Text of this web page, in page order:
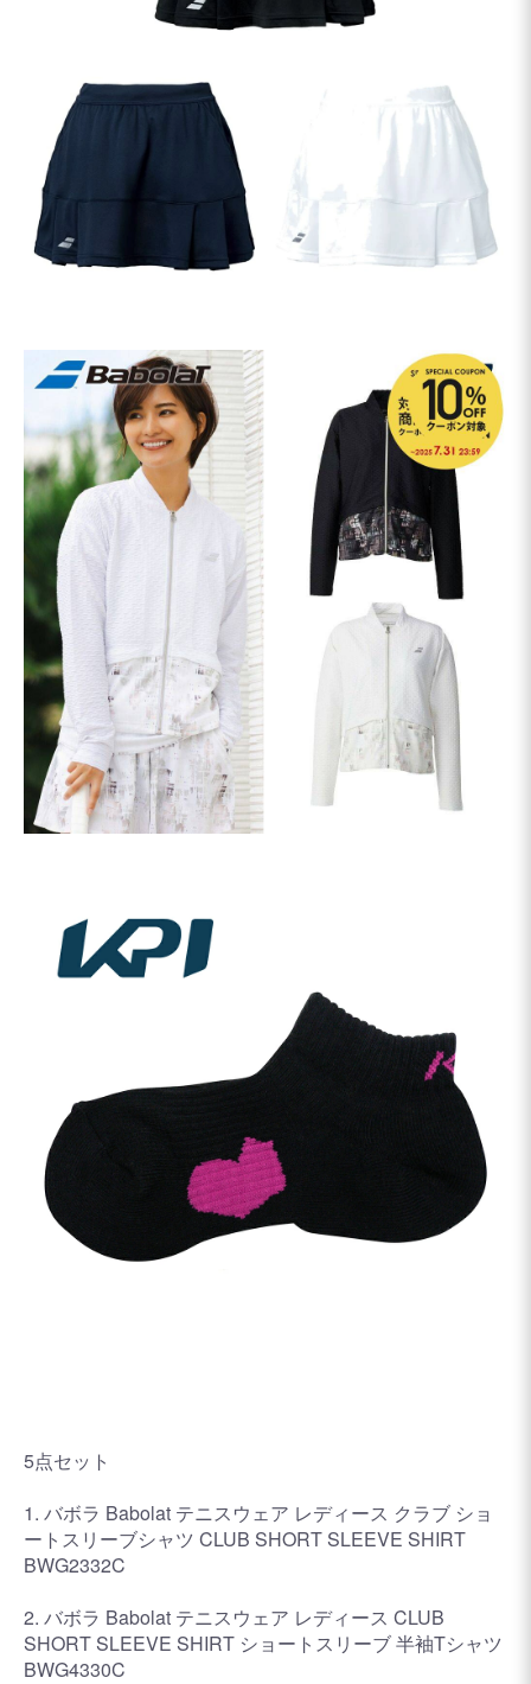
5点セット
1. バボラ Babolat テニスウェア レディース クラブ ショ
ートスリーブシャツ CLUB SHORT SLEEVE SHIRT
BWG2332C
2. バボラ Babolat テニスウェア レディース CLUB
SHORT SLEEVE SHIRT ショートスリーブ 半袖Tシャツ
BWG4330C